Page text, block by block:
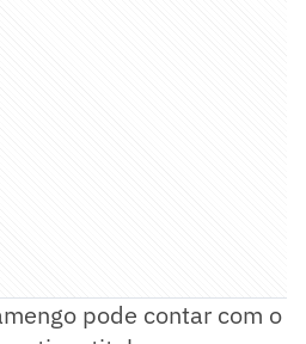
pode contar com o